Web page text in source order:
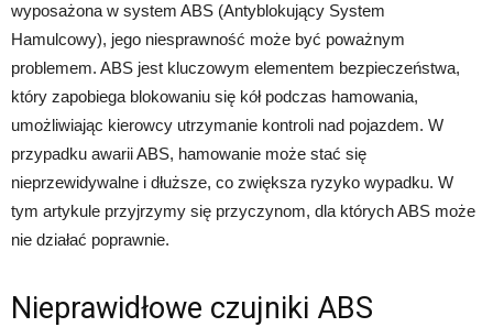
wyposażona w system ABS (Antyblokujący System
Hamulcowy), jego niesprawność może być poważnym
problemem. ABS jest kluczowym elementem bezpieczeństwa,
który zapobiega blokowaniu się kół podczas hamowania,
umożliwiając kierowcy utrzymanie kontroli nad pojazdem. W
przypadku awarii ABS, hamowanie może stać się
nieprzewidywalne i dłuższe, co zwiększa ryzyko wypadku. W
tym artykule przyjrzymy się przyczynom, dla których ABS może
nie działać poprawnie.
Nieprawidłowe czujniki ABS